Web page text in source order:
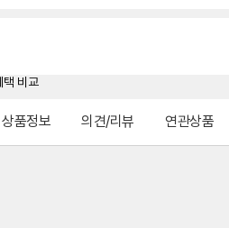
상품정보 의견/리뷰 연관상품